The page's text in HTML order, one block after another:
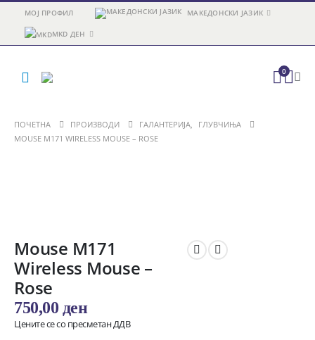
МОЈ ПРОФИЛ МАКЕДОНСКИ ЈАЗИК
MKD ДЕН
0
ПОЧЕТНА ПРОИЗВОДИ ГАЛАНТЕРИЈА,
ГЛУВЧИЊА
MOUSE M171 WIRELESS MOUSE – ROSE
Mouse M171
Wireless Mouse –
Rose
750,00 ден
Цените се со пресметан ДДВ